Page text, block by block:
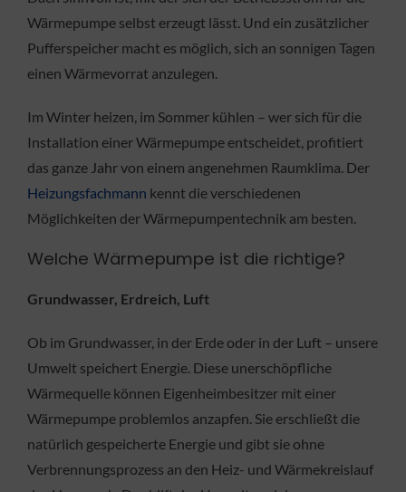
Wärmepumpe selbst erzeugt lässt. Und ein zusätzlicher
Pufferspeicher macht es möglich, sich an sonnigen Tagen
einen Wärmevorrat anzulegen.
Im Winter heizen, im Sommer kühlen – wer sich für die
Installation einer Wärmepumpe entscheidet, profitiert
das ganze Jahr von einem angenehmen Raumklima. Der
Heizungsfachmann kennt die verschiedenen
Möglichkeiten der Wärmepumpentechnik am besten.
Welche Wärmepumpe ist die richtige?
Grundwasser, Erdreich, Luft
Ob im Grundwasser, in der Erde oder in der Luft – unsere
Umwelt speichert Energie. Diese unerschöpfliche
Wärmequelle können Eigenheimbesitzer mit einer
Wärmepumpe problemlos anzapfen. Sie erschließt die
natürlich gespeicherte Energie und gibt sie ohne
Verbrennungsprozess an den Heiz- und Wärmekreislauf